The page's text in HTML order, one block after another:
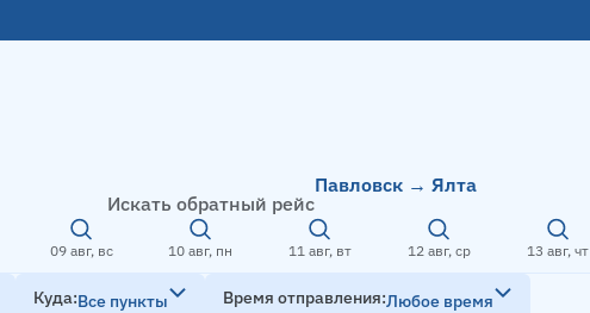
Искать обратный рейс
Павловск → Ялта
09 авг, вс 10 авг, пн 11 авг, вт 12 авг, ср 13 авг, чт
Куда Все пункты Время отправления Любое время